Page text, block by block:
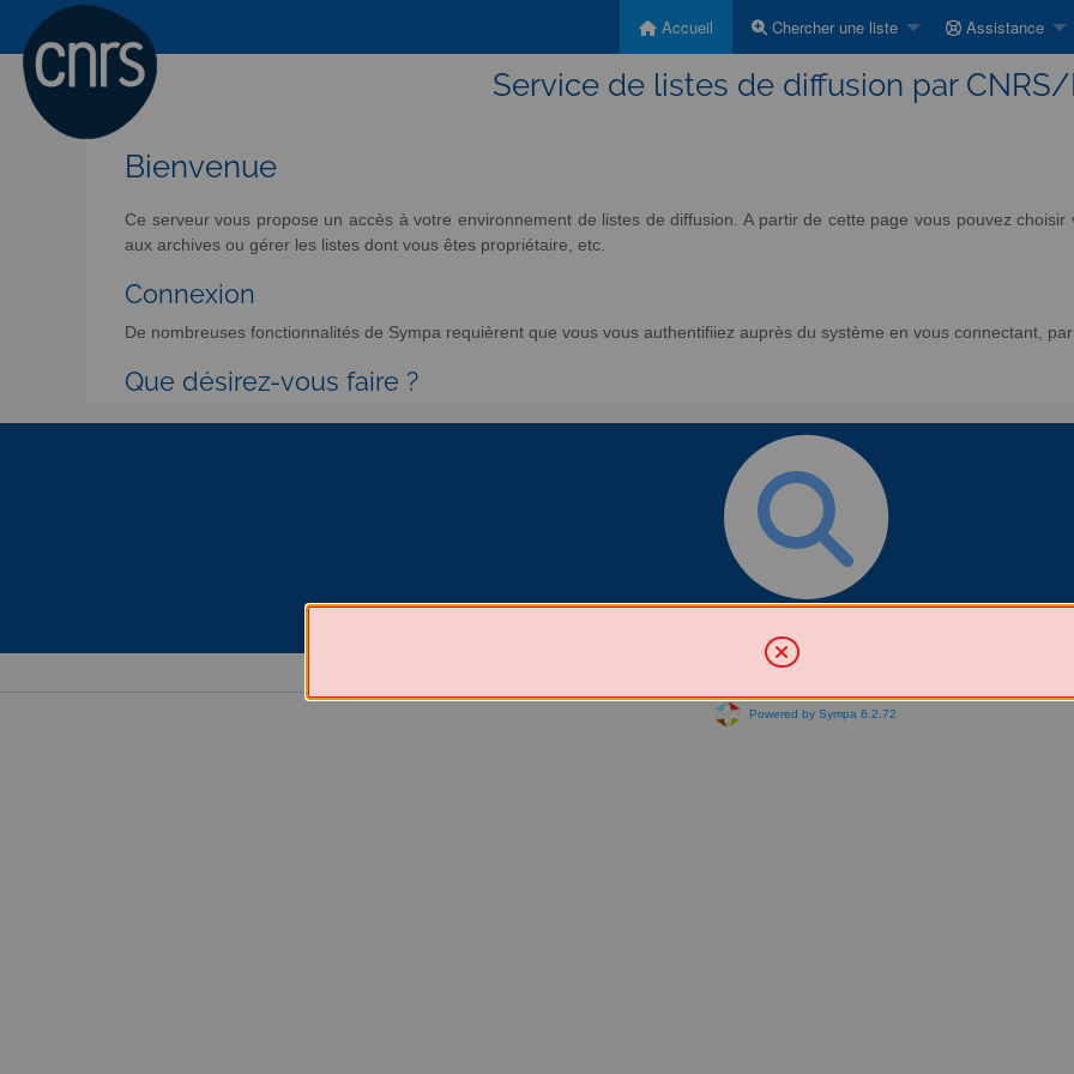
Accueil Chercher une liste Assistance
Service de listes de diffusion par CNRS/
Bienvenue
Ce serveur vous propose un accès à votre environnement de listes de diffusion. A partir de cette page vous pouvez
aux archives ou gérer les listes dont vous êtes propriétaire, etc.
Connexion
De nombreuses fonctionnalités de Sympa requièrent que vous vous authentifiiez auprès du système en vous connectant,
Que désirez-vous faire ?
Powered by Sympa 6.2.72